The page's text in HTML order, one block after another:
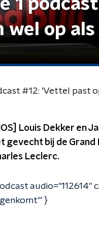
1
wel op
#12: 'Vettel past
Louis Dekker en
gevecht bij de
Leclerc.
audio="112614"
}